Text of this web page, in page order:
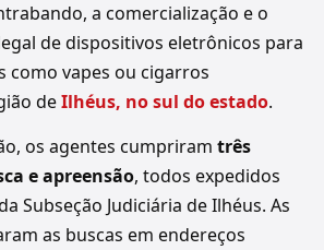
a comercialização e o
de dispositivos eletrônicos para
como vapes ou cigarros
deIlhéus, no sul do estado.
os agentes cumpriram três
e apreensão, todos expedidos
Subseção Judiciária de Ilhéus. As
as buscas em endereços